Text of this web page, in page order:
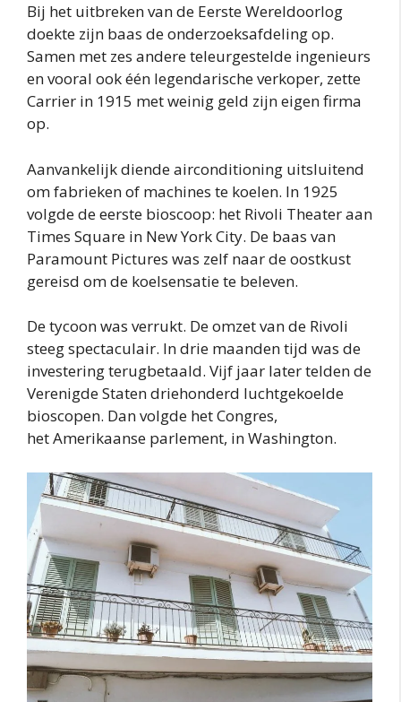
Bij het uitbreken van de Eerste Wereldoorlog
doekte zijn baas de onderzoeksafdeling op.
Samen met zes andere teleurgestelde ingenieurs
en vooral ook één legendarische verkoper, zette
Carrier in 1915 met weinig geld zijn eigen firma
op.
Aanvankelijk diende airconditioning uitsluitend
om fabrieken of machines te koelen. In 1925
volgde de eerste bioscoop: het Rivoli Theater aan
Times Square in New York City. De baas van
Paramount Pictures was zelf naar de oostkust
gereisd om de koelsensatie te beleven.
De tycoon was verrukt. De omzet van de Rivoli
steeg spectaculair. In drie maanden tijd was de
investering terugbetaald. Vijf jaar later telden de
Verenigde Staten driehonderd luchtgekoelde
bioscopen. Dan volgde het Congres,
het Amerikaanse parlement, in Washington.